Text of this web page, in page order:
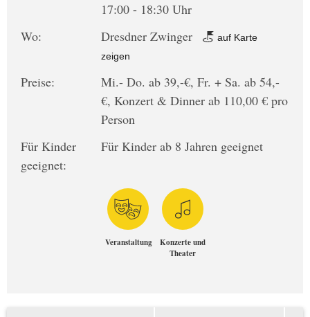
17:00 - 18:30 Uhr
Wo:
Dresdner Zwinger
auf Karte
zeigen
Preise:
Mi.- Do. ab 39,-€, Fr. + Sa. ab 54,-
€, Konzert & Dinner ab 110,00 € pro
Person
Für Kinder
geeignet:
Für Kinder ab 8 Jahren geeignet
Veranstaltung
Konzerte und
Theater